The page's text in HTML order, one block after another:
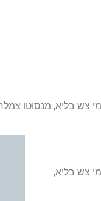
בליא, מנסוטו צמלח
צש בליא,